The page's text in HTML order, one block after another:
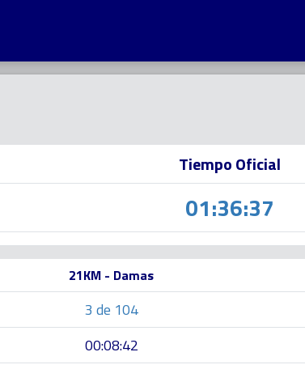
Tiempo Oficial
01:36:37
21KM - Damas
3 de 104
00:08:42